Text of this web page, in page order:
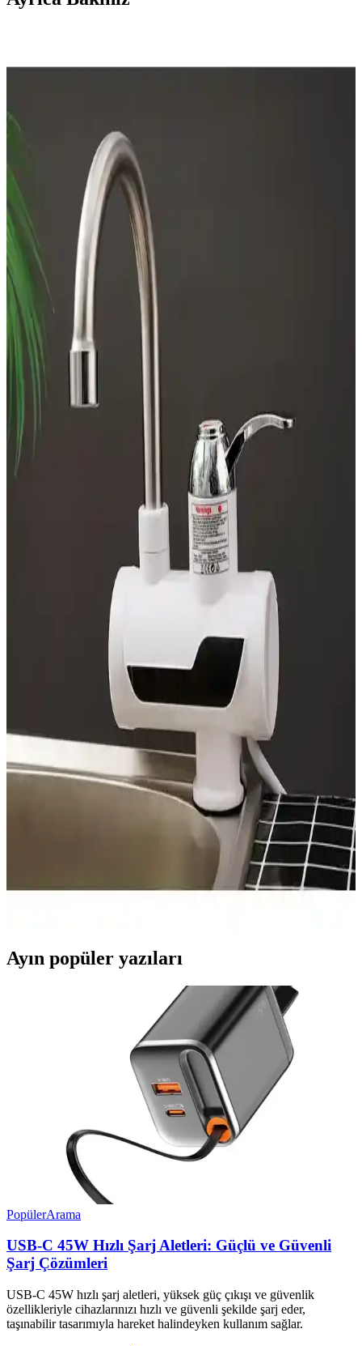
Kullanıcı Deneyimleri
sağlar. Güvenlik, kolay temizlik ve hassas sıcaklık kontrolü
avantajlarıyla öne çıkar. Uygun tencere seçimi ve kaliteli model
tercihine dikkat edilmelidir.
Tezgah Derinliğinde Buzdolabı Seçimi: Markalar,
Modeller ve Fiyat Performans Analizi
Tezgah derinliğinde buzdolabı seçimi, mutfak tasarımına uyum,
dayanıklılık ve fiyat performansını içerir. LG, Bosch, Fisher &
Paykel gibi markaların modelleri ve özellikleri karşılaştırılır.
Modern Mutfak Robotları: Günümüz
Mutfaklarının Vazgeçilmez Teknolojik Çözümleri
Günümüzde mutfak robotları, çok fonksiyonlu ve kullanışlı
tasarımlarıyla zaman ve enerji tasarrufu sağlıyor, mutfakta verimliliği
artırıyor.
10 İşlevli Çok Fonksiyonlu Mutfak Robotları ve
Kullanım Avantajları
Gelişen mutfak teknolojileri ile 10 fonksiyonlu mutfak robotları,
zamandan ve enerjiden tasarruf ederek mutfakta pratik çözümler
Özel Gereksinimli Bireyler İçin Basit Kontrollü
Airfryer Seçim Rehberi
Özel gereksinimli bireyler için basit döner düğmeli ve az butonlu
airfryer modelleri önerilmektedir. Bu cihazlar, kullanım kolaylığı ve
güvenlik sağlar, bağımsız yemek hazırlamayı destekler.
Dökme Demir Ocak Izgaralarının Dayanıklılığı,
Temizlik ve Kullanım Avantajları
Dökme demir ocak ızgaraları dayanıklılıkları ve sağlam yapılarıyla
öne çıkar. Temizlikte zorluklar yaşansa da düzenli bakım ve uygun
yöntemlerle uzun ömürlü kullanımları mümkündür.
Elektrikli Kıyma Makineleri: Mutfakta Pratiklik ve
Hijyen Sağlayan Çözümler
Elektrikli kıyma makineleri, dayanıklı malzemeleri ve gelişmiş
özellikleriyle mutfakta pratiklik sağlar, hijyen ve güvenlik sunar,
Hızlı Su Isıtıcıları: Modern Yaşam İçin Güvenilir ve
Modern yaşamın vazgeçilmezi olan hızlı su ısıtıcıları, pratiklik, enerji
tasarrufu ve güvenlik özellikleriyle öne çıkar. Farklı modeller ve
Ayın popüler yazıları
PopülerArama
USB-C 45W Hızlı Şarj Aletleri: Güçlü ve Güvenli
Şarj Çözümleri
USB-C 45W hızlı şarj aletleri, yüksek güç çıkışı ve güvenlik
özellikleriyle cihazlarınızı hızlı ve güvenli şekilde şarj eder,
taşınabilir tasarımıyla hareket halindeyken kullanım sağlar.